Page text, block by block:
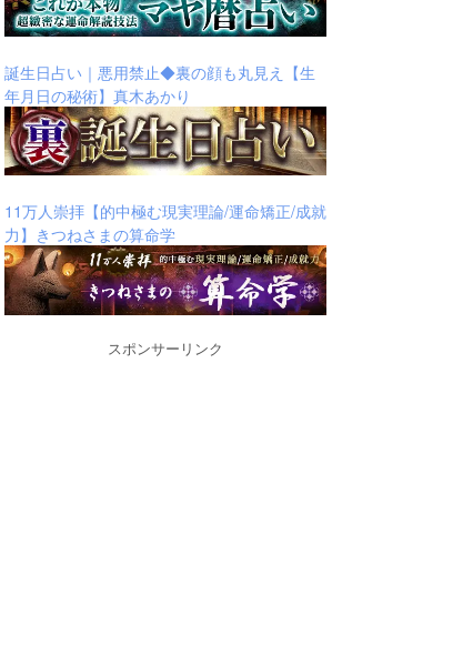
誕生日占い｜悪用禁止◆裏の顔も丸見え【生
年月日の秘術】真木あかり
11万人崇拝【的中極む現実理論/運命矯正/成就
力】きつねさまの算命学
スポンサーリンク